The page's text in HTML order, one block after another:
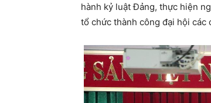
hành kỷ luật Đảng, thực hiện
tổ chức thành công đại hội các